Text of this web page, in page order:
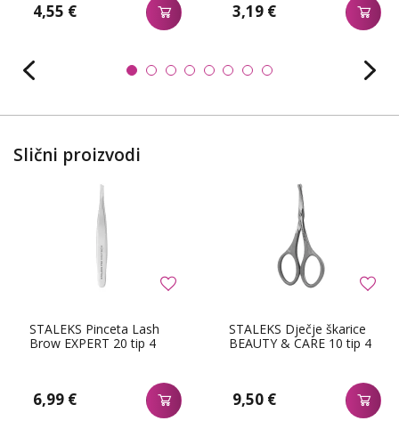
4,55 € 3,19 €
Slični proizvodi
STALEKS Pinceta Lash
Brow EXPERT 20 tip 4
6,99 €
STALEKS Dječje škarice
BEAUTY & CARE 10 tip 4
9,50 €